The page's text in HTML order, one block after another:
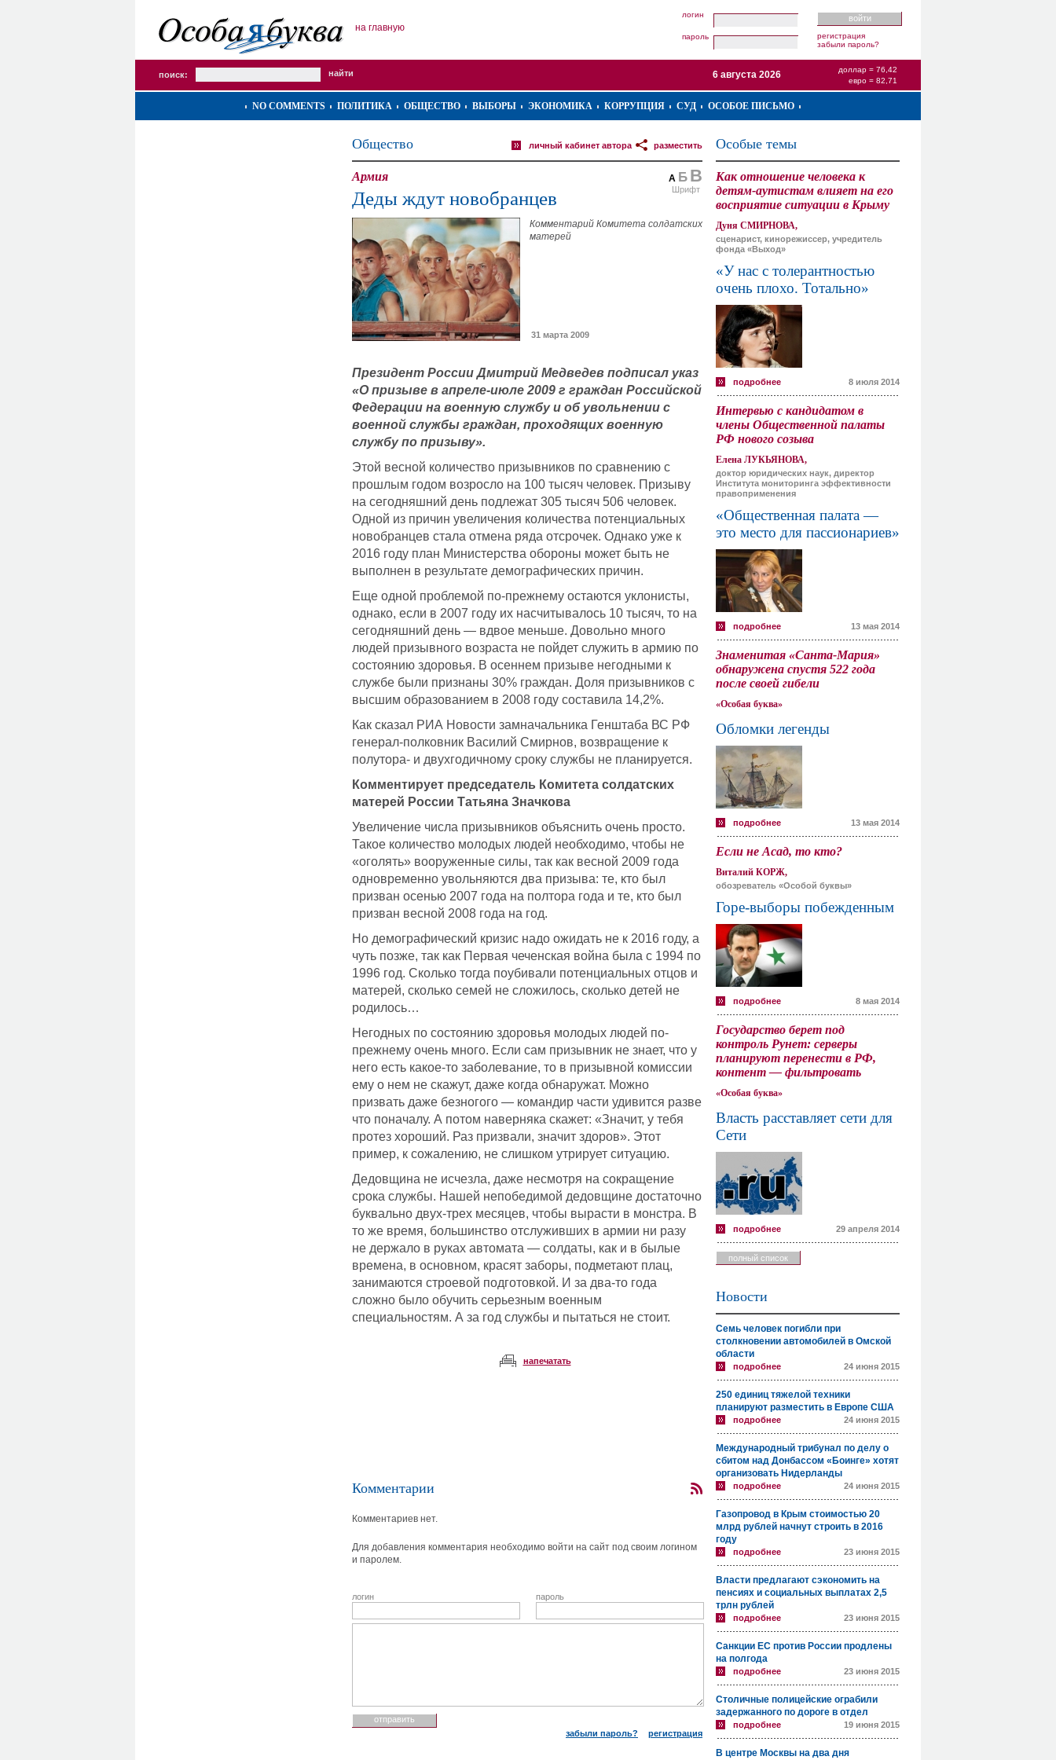
на главную
логин
пароль
регистрация
забыли пароль?
поиск:
доллар = 76,42
евро = 82,71
6 августа 2026
NO COMMENTS ПОЛИТИКА ОБЩЕСТВО ВЫБОРЫ ЭКОНОМИКА КОРРУПЦИЯ СУД ОСОБОЕ ПИСЬМО
Общество разместить
личный кабинет автора
А Б В
Шрифт
Армия
Деды ждут новобранцев
Комментарий Комитета солдатских
матерей
31 марта 2009
Президент России Дмитрий Медведев подписал указ
«О призыве в апреле-июле 2009 г граждан Российской
Федерации на военную службу и об увольнении с
военной службы граждан, проходящих военную
службу по призыву».
Этой весной количество призывников по сравнению с
прошлым годом возросло на 100 тысяч человек. Призыву
на сегодняшний день подлежат 305 тысяч 506 человек.
Одной из причин увеличения количества потенциальных
новобранцев стала отмена ряда отсрочек. Однако уже к
2016 году план Министерства обороны может быть не
выполнен в результате демографических причин.
Еще одной проблемой по-прежнему остаются уклонисты,
однако, если в 2007 году их насчитывалось 10 тысяч, то на
сегодняшний день — вдвое меньше. Довольно много
людей призывного возраста не пойдет служить в армию по
состоянию здоровья. В осеннем призыве негодными к
службе были признаны 30% граждан. Доля призывников с
высшим образованием в 2008 году составила 14,2%.
Как сказал РИА Новости замначальника Генштаба ВС РФ
генерал-полковник Василий Смирнов, возвращение к
полутора- и двухгодичному сроку службы не планируется.
Комментирует председатель Комитета солдатских
матерей России Татьяна Значкова
Увеличение числа призывников объяснить очень просто.
Такое количество молодых людей необходимо, чтобы не
«оголять» вооруженные силы, так как весной 2009 года
одновременно увольняются два призыва: те, кто был
призван осенью 2007 года на полтора года и те, кто был
призван весной 2008 года на год.
Но демографический кризис надо ожидать не к 2016 году, а
чуть позже, так как Первая чеченская война была с 1994 по
1996 год. Сколько тогда поубивали потенциальных отцов и
матерей, сколько семей не сложилось, сколько детей не
родилось…
Негодных по состоянию здоровья молодых людей по-
прежнему очень много. Если сам призывник не знает, что у
него есть какое-то заболевание, то в призывной комиссии
ему о нем не скажут, даже когда обнаружат. Можно
призвать даже безногого — командир части удивится разве
что поначалу. А потом наверняка скажет: «Значит, у тебя
протез хороший. Раз призвали, значит здоров». Этот
пример, к сожалению, не слишком утрирует ситуацию.
Дедовщина не исчезла, даже несмотря на сокращение
срока службы. Нашей непобедимой дедовщине достаточно
буквально двух-трех месяцев, чтобы вырасти в монстра. В
то же время, большинство отслуживших в армии ни разу
не держало в руках автомата — солдаты, как и в былые
времена, в основном, красят заборы, подметают плац,
занимаются строевой подготовкой. И за два-то года
сложно было обучить серьезным военным
специальностям. А за год службы и пытаться не стоит.
напечатать
Комментарии
Комментариев нет.
Для добавления комментария необходимо войти на сайт под своим логином
и паролем.
логин пароль
забыли пароль? регистрация
Особые темы
Как отношение человека к
детям-аутистам влияет на его
восприятие ситуации в Крыму
Дуня СМИРНОВА,
сценарист, кинорежиссер, учредитель
фонда «Выход»
«У нас с толерантностью
очень плохо. Тотально»
подробнее 8 июля 2014
Интервью с кандидатом в
члены Общественной палаты
РФ нового созыва
Елена ЛУКЬЯНОВА,
доктор юридических наук, директор
Института мониторинга эффективности
правоприменения
«Общественная палата —
это место для пассионариев»
подробнее 13 мая 2014
Знаменитая «Санта-Мария»
обнаружена спустя 522 года
после своей гибели
«Особая буква»
Обломки легенды
подробнее 13 мая 2014
Если не Асад, то кто?
Виталий КОРЖ,
обозреватель «Особой буквы»
Горе-выборы побежденным
подробнее 8 мая 2014
Государство берет под
контроль Рунет: серверы
планируют перенести в РФ,
контент — фильтровать
«Особая буква»
Власть расставляет сети для
Сети
подробнее 29 апреля 2014
полный список
Новости
Семь человек погибли при
столкновении автомобилей в Омской
области
подробнее 24 июня 2015
250 единиц тяжелой техники
планируют разместить в Европе США
подробнее 24 июня 2015
Международный трибунал по делу о
сбитом над Донбассом «Боинге» хотят
организовать Нидерланды
подробнее 24 июня 2015
Газопровод в Крым стоимостью 20
млрд рублей начнут строить в 2016
году
подробнее 23 июня 2015
Власти предлагают сэкономить на
пенсиях и социальных выплатах 2,5
трлн рублей
подробнее 23 июня 2015
Санкции ЕС против России продлены
на полгода
подробнее 23 июня 2015
Столичные полицейские ограбили
задержанного по дороге в отдел
подробнее 19 июня 2015
В центре Москвы на два дня